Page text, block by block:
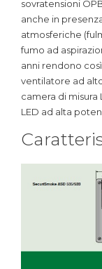
sovratensioni
anche in
atmosferiche
fumo ad
anni rendono
ventilatore ad
camera di misura
LED ad alta